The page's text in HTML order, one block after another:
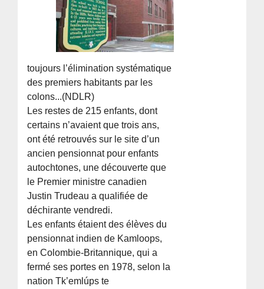
toujours l’élimination systématique
des premiers habitants par les
colons...(NDLR)
Les restes de 215 enfants, dont
certains n’avaient que trois ans,
ont été retrouvés sur le site d’un
ancien pensionnat pour enfants
autochtones, une découverte que
le Premier ministre canadien
Justin Trudeau a qualifiée de
déchirante vendredi.
Les enfants étaient des élèves du
pensionnat indien de Kamloops,
en Colombie-Britannique, qui a
fermé ses portes en 1978, selon la
nation Tk’emlúps te